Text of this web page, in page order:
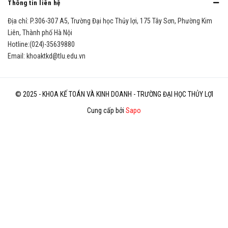
Thông tin liên hệ
Địa chỉ: P.306-307 A5, Trường Đại học Thủy lợi, 175 Tây Sơn, Phường Kim
Liên, Thành phố Hà Nội
Hotline:(024)-35639880
Email: khoaktkd@tlu.edu.vn
© 2025 - KHOA KẾ TOÁN VÀ KINH DOANH - TRƯỜNG ĐẠI HỌC THỦY LỢI
Cung cấp bởi Sapo